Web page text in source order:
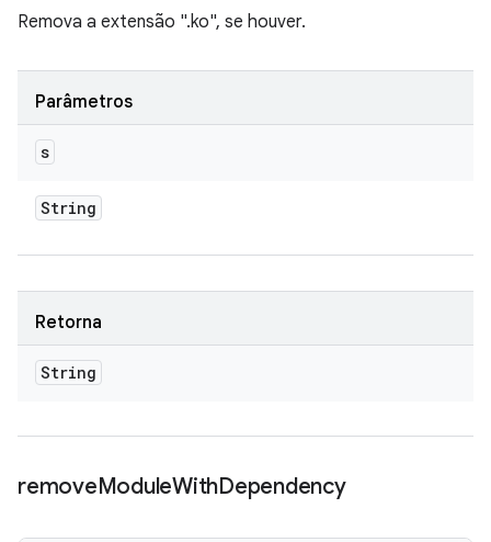
Remova a extensão ".ko", se houver.
Parâmetros
s
String
Retorna
String
removeModuleWithDependency